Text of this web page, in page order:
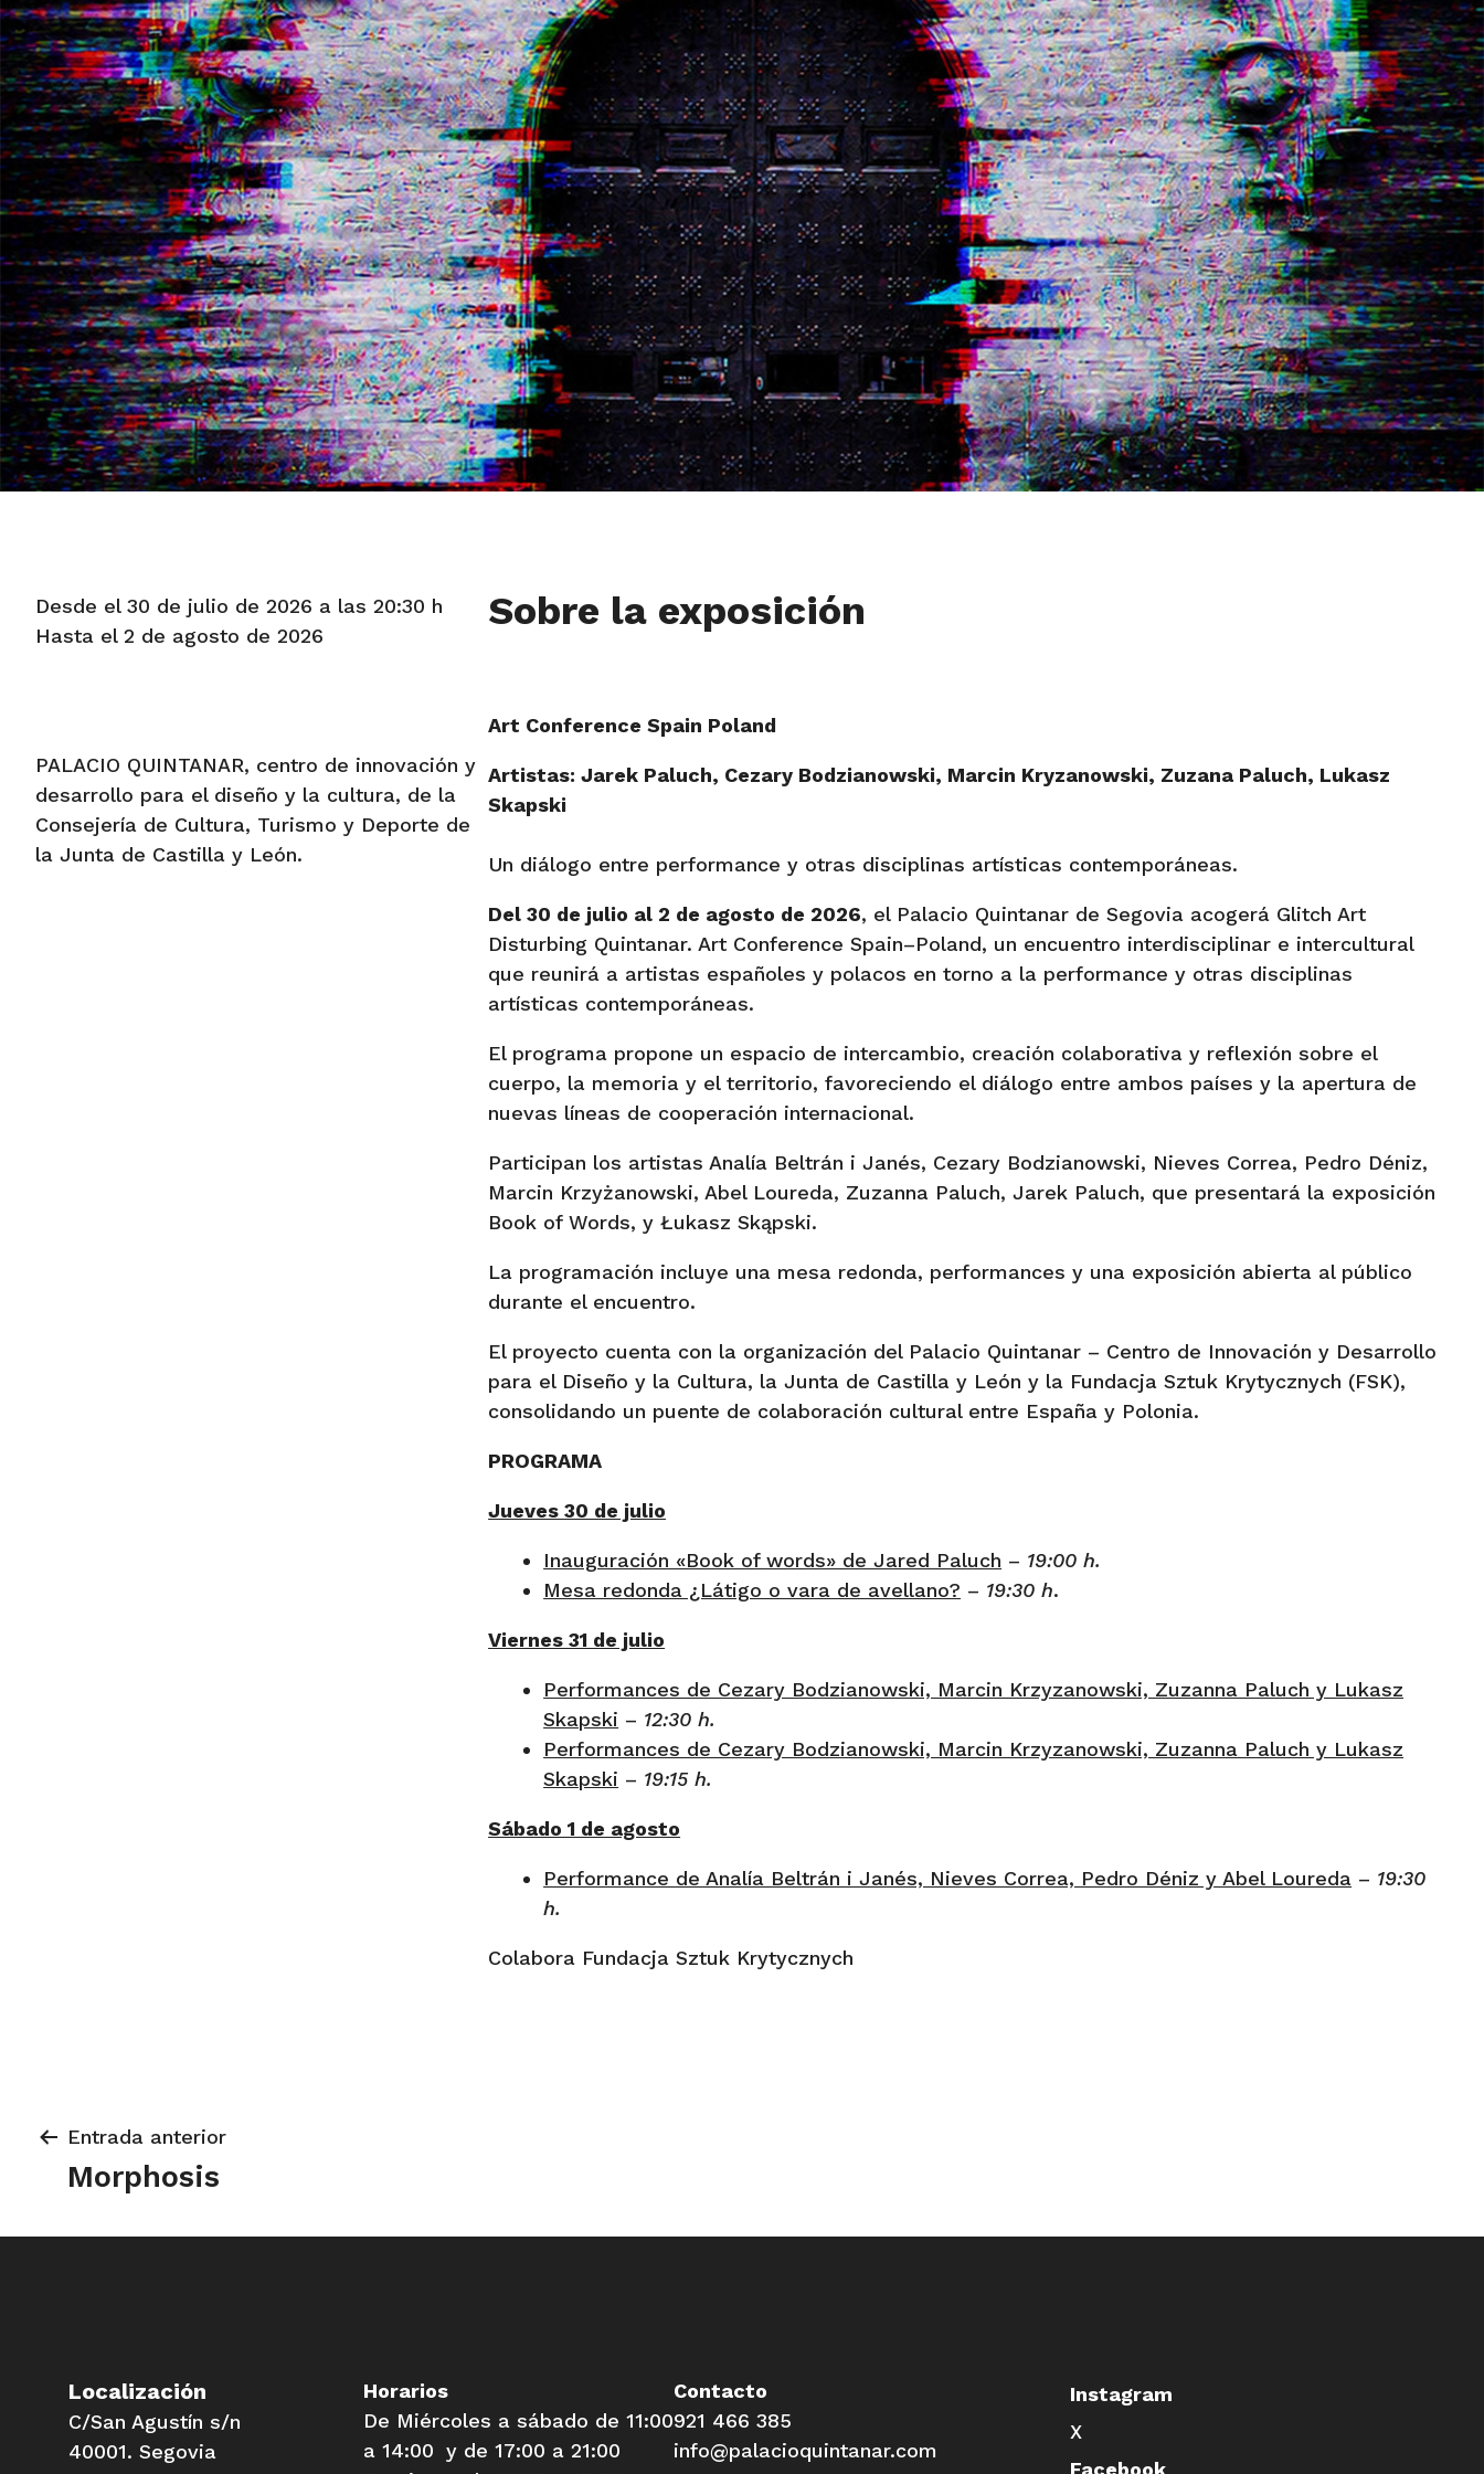
Desde el 30 de julio de 2026 a las 20:30 h
Hasta el 2 de agosto de 2026
PALACIO QUINTANAR, centro de innovación y
desarrollo para el diseño y la cultura, de la
Consejería de Cultura, Turismo y Deporte de
la Junta de Castilla y León.
Sobre la exposición
Art Conference Spain Poland
Artistas: Jarek Paluch, Cezary Bodzianowski, Marcin Kryzanowski, Zuzana Paluch, Lukasz
Skapski
Un diálogo entre performance y otras disciplinas artísticas contemporáneas.
Del 30 de julio al 2 de agosto de 2026, el Palacio Quintanar de Segovia acogerá Glitch Art
Disturbing Quintanar. Art Conference Spain–Poland, un encuentro interdisciplinar e intercultural
que reunirá a artistas españoles y polacos en torno a la performance y otras disciplinas
artísticas contemporáneas.
El programa propone un espacio de intercambio, creación colaborativa y reflexión sobre el
cuerpo, la memoria y el territorio, favoreciendo el diálogo entre ambos países y la apertura de
nuevas líneas de cooperación internacional.
Participan los artistas Analía Beltrán i Janés, Cezary Bodzianowski, Nieves Correa, Pedro Déniz,
Marcin Krzyżanowski, Abel Loureda, Zuzanna Paluch, Jarek Paluch, que presentará la exposición
Book of Words, y Łukasz Skąpski.
La programación incluye una mesa redonda, performances y una exposición abierta al público
durante el encuentro.
El proyecto cuenta con la organización del Palacio Quintanar – Centro de Innovación y Desarrollo
para el Diseño y la Cultura, la Junta de Castilla y León y la Fundacja Sztuk Krytycznych (FSK),
consolidando un puente de colaboración cultural entre España y Polonia.
PROGRAMA
Jueves 30 de julio
Inauguración «Book of words» de Jared Paluch – 19:00 h.
Mesa redonda ¿Látigo o vara de avellano? – 19:30 h.
Viernes 31 de julio
Performances de Cezary Bodzianowski, Marcin Krzyzanowski, Zuzanna Paluch y Lukasz
Skapski – 12:30 h.
Performances de Cezary Bodzianowski, Marcin Krzyzanowski, Zuzanna Paluch y Lukasz
Skapski – 19:15 h.
Sábado 1 de agosto
Performance de Analía Beltrán i Janés, Nieves Correa, Pedro Déniz y Abel Loureda – 19:30
h.
Colabora Fundacja Sztuk Krytycznych
Navegación
de
Entrada anterior
Morphosis
Localización
C/San Agustín s/n
40001. Segovia
Horarios
De Miércoles a sábado de 11:00
a 14:00 y de 17:00 a 21:00
Contacto
921 466 385
info@palacioquintanar.com
Instagram
X
Facebook